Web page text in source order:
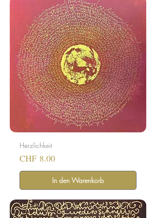
Herzlichkeit
Preis
CHF 8.00
In den Warenkorb